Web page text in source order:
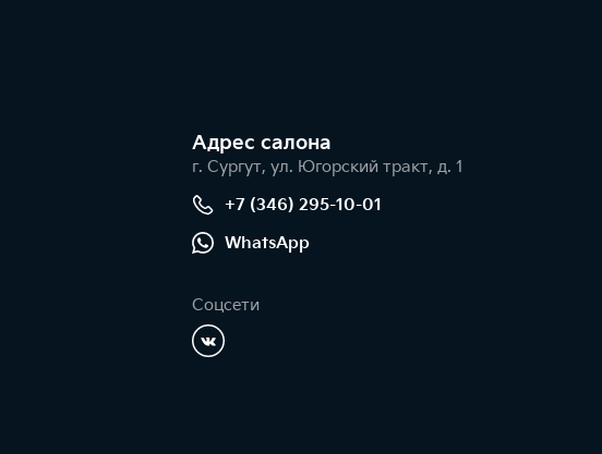
Адрес салонa
г. Сургут, ул. Югорский тракт, д. 1
+7 (346) 295-10-01
WhatsApp
Соцсети